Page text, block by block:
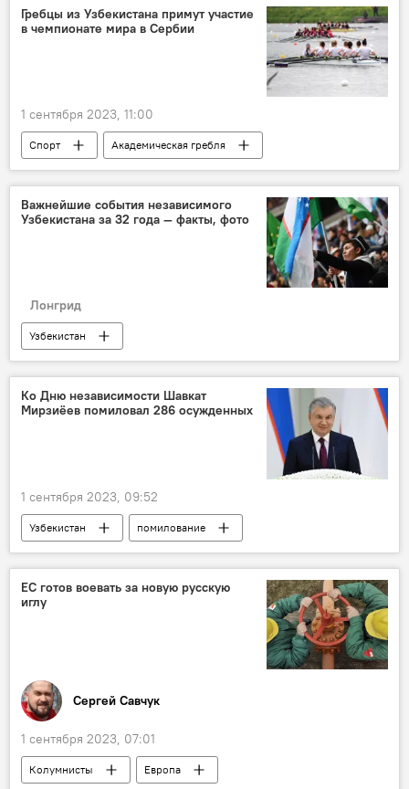
Кубок президента Кыргызстана
беспорядки
Гребцы из Узбекистана примут участие
в чемпионате мира в Сербии
1 сентября 2023, 11:00
Спорт
Академическая гребля
Узбекистан
Сербия
чемпионат мира
Сборная Узбекистана
Важнейшие события независимого
Узбекистана за 32 года — факты, фото
Лонгрид
Узбекистан
День независимости Узбекистана
история
Ко Дню независимости Шавкат
Мирзиёев помиловал 286 осужденных
1 сентября 2023, 09:52
Узбекистан
помилование
День независимости
Указ
Президент
Шавкат Мирзиёев
ЕС готов воевать за новую русскую
иглу
Сергей Савчук
1 сентября 2023, 07:01
Колумнисты
Европа